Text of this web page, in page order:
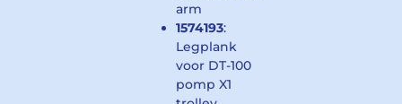
arm
1574193:
Legplank
voor DT-100
pomp X1